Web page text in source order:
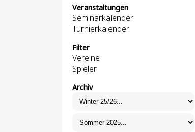
Veranstaltungen
Seminarkalender
Turnierkalender
Filter
Vereine
Spieler
Archiv